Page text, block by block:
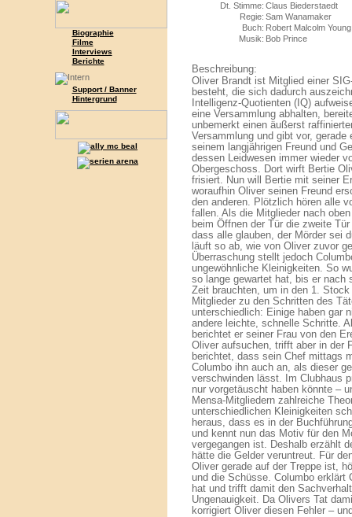
Biographie
Filme
Interviews
Berichte
Support / Banner
Hintergrund
Dt. Stimme: Claus Biederstaedt
Regie: Sam Wanamaker
Buch: Robert Malcolm Young
Musik: Bob Prince
Beschreibung:
Oliver Brandt ist Mitglied einer
besteht, die sich dadurch
Intelligenz-Quotienten (IQ)
eine Versammlung abhalten,
unbemerkt einen äußerst
Versammlung und gibt vor,
seinem langjährigen Freund und
dessen Leidwesen immer wieder
Obergeschoss. Dort wirft Bertie
frisiert. Nun will Bertie mit seiner
woraufhin Oliver seinen Freund
den anderen. Plötzlich hören alle
fallen. Als die Mitglieder nach
beim Öffnen der Tür die zweite
dass alle glauben, der Mörder sei
läuft so ab, wie von Oliver zuvor
Überraschung stellt jedoch
ungewöhnliche Kleinigkeiten. So
so lange gewartet hat, bis er nach
Zeit brauchten, um in den 1.
Mitglieder zu den Schritten des
unterschiedlich: Einige haben gar
andere leichte, schnelle Schritte.
berichtet er seiner Frau von den
Oliver aufsuchen, trifft aber in der
berichtet, dass sein Chef mittags
Columbo ihn auch an, als dieser
verschwinden lässt. Im Clubhaus
nur vorgetäuscht haben könnte –
Mensa-Mitgliedern zahlreiche
unterschiedlichen Kleinigkeiten
heraus, dass es in der
und kennt nun das Motiv für den
vergegangen ist. Deshalb erzählt
hätte die Gelder veruntreut. Für
Oliver gerade auf der Treppe ist,
und die Schüsse. Columbo erklärt
hat und trifft damit den
Ungenauigkeit. Da Olivers Tat
korrigiert Oliver diesen Fehler –